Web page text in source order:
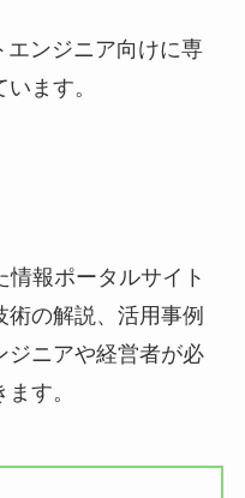
エンジニア向けに専
ます。
情報ポータルサイト
の解説、活用事例
ジニアや経営者が必
す。